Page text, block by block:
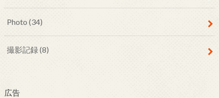
Photo (34)
撮影記録(8)
広告